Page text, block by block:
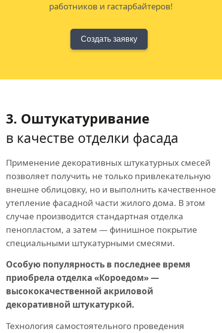
работников и гастарбайтеров!
Создать заявку
3. Оштукатуривание
в качестве отделки фасада
Применение декоративных штукатурных смесей
позволяет получить не только привлекательную
внешне облицовку, но и выполнить качественное
утепление фасадной части жилого дома. В этом
случае производится стандартная отделка
пенопластом, а затем — финишное покрытие
специальными штукатурными смесями.
Особую популярность в последнее время
приобрела отделка «Короедом» —
высококачественной акриловой
декоративной штукатуркой.
Технология самостоятельного проведения